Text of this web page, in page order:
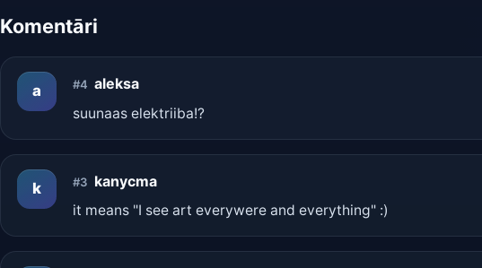
Komentāri
a #4 aleksa
suunaas elektriiba!?
k #3 kanycma
it means "I see art everywere and everything" :)